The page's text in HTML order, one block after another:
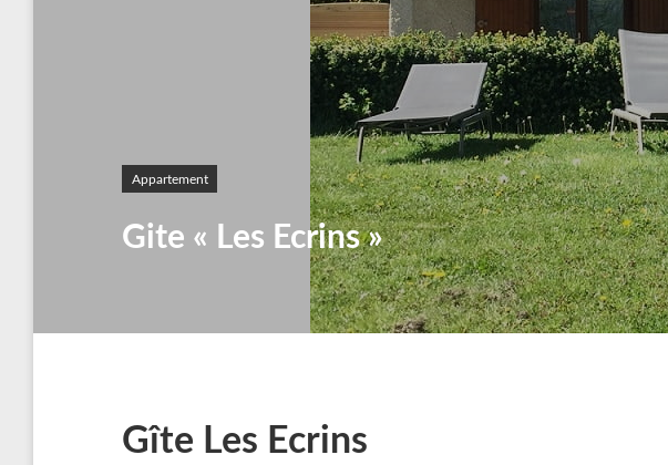
Appartement
Gite « Les Ecrins »
Gîte Les Ecrins